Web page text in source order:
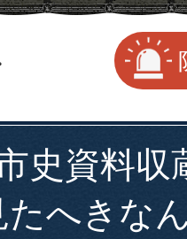
史資料収
たへきな